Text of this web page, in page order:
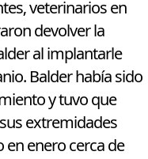
veterinarios en
devolver la
al implantarle
Balder había sido
y tuvo que
extremidades
en enero cerca de